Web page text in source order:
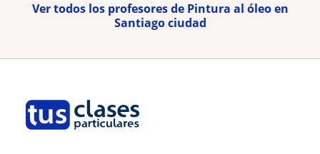
Ver todos los profesores de Pintura al óleo en
Santiago ciudad